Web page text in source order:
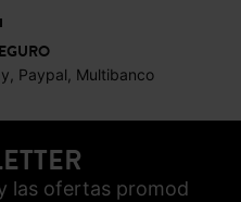
Paypal, Multibanco
las ofertas promod